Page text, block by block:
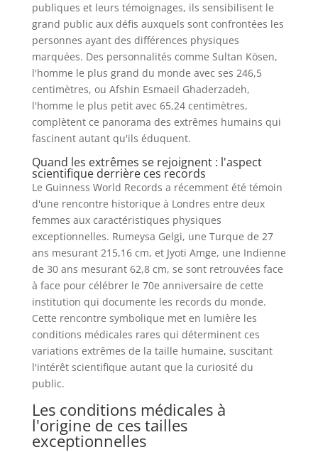
publiques et leurs témoignages, ils sensibilisent le
grand public aux défis auxquels sont confrontées les
personnes ayant des différences physiques
marquées. Des personnalités comme Sultan Kösen,
l'homme le plus grand du monde avec ses 246,5
centimètres, ou Afshin Esmaeil Ghaderzadeh,
l'homme le plus petit avec 65,24 centimètres,
complètent ce panorama des extrêmes humains qui
fascinent autant qu'ils éduquent.
Quand les extrêmes se rejoignent : l'aspect
scientifique derrière ces records
Le Guinness World Records a récemment été témoin
d'une rencontre historique à Londres entre deux
femmes aux caractéristiques physiques
exceptionnelles. Rumeysa Gelgi, une Turque de 27
ans mesurant 215,16 cm, et Jyoti Amge, une Indienne
de 30 ans mesurant 62,8 cm, se sont retrouvées face
à face pour célébrer le 70e anniversaire de cette
institution qui documente les records du monde.
Cette rencontre symbolique met en lumière les
conditions médicales rares qui déterminent ces
variations extrêmes de la taille humaine, suscitant
l'intérêt scientifique autant que la curiosité du
public.
Les conditions médicales à
l'origine de ces tailles
exceptionnelles